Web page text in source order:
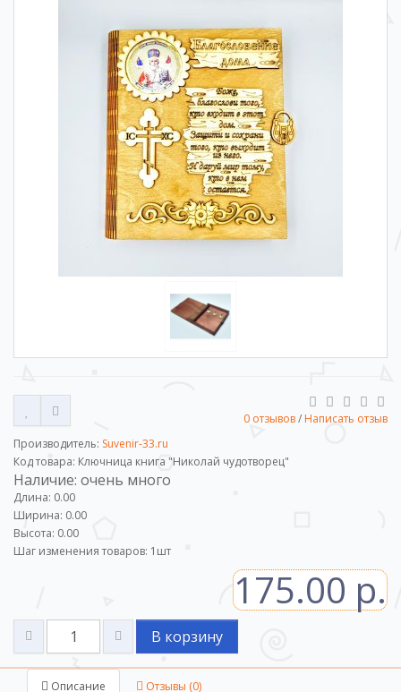
0 отзывов/ Написать отзыв
Производитель: Suvenir-33.ru
Код товара: Ключница книга "Николай чудотворец"
Наличие: очень много
Длина: 0.00
Ширина: 0.00
Высота: 0.00
Шаг изменения товаров: 1 шт
175.00 р.
В корзину
Описание Отзывы (0)